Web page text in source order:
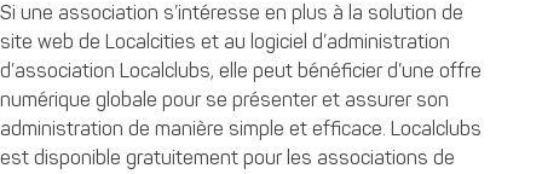
Si une association s’intéresse en plus à la solution de
site web de Localcities et au logiciel d’administration
d’association Localclubs, elle peut bénéficier d’une offre
numérique globale pour se présenter et assurer son
administration de manière simple et efficace. Localclubs
est disponible gratuitement pour les associations de